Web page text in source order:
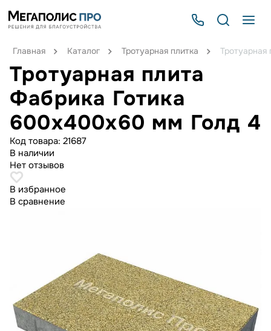
Главная Каталог Тротуарная плитка
Тротуарная плита
Фабрика Готика
600х400х60 мм Голд 4
Код товара: 21687
В наличии
Нет отзывов
В избранное
В сравнение